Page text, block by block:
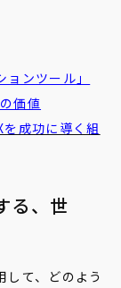
ョンツール」
価値
成功に導く組
る、世
て、どのよう